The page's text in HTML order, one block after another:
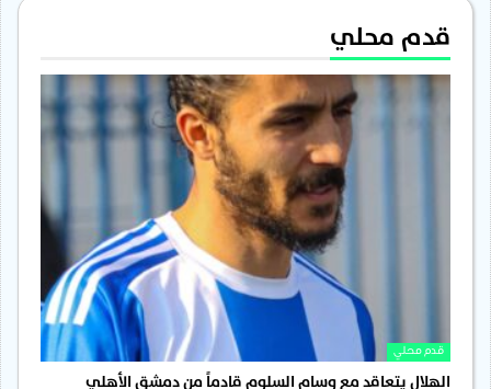
قدم محلي
قدم محلي
الهلال يتعاقد مع وسام السلوم قادماً من دمشق الأهلي